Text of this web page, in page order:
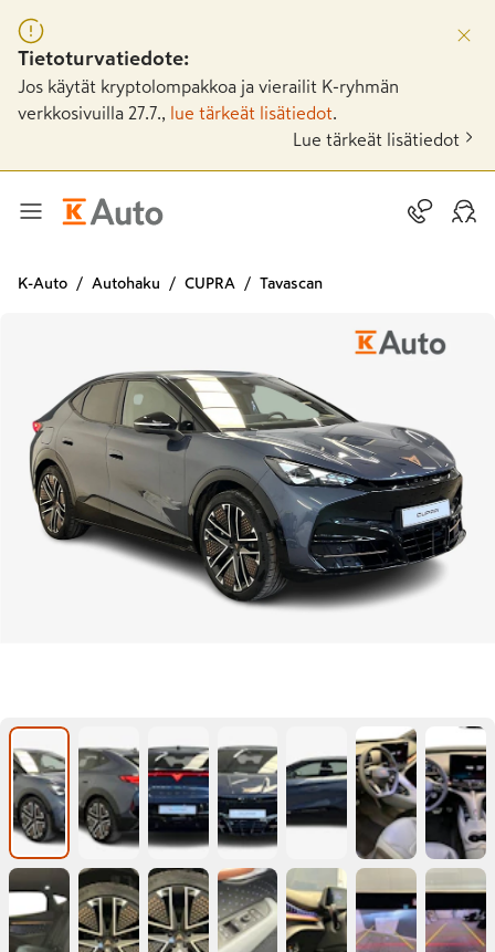
Tietoturvatiedote:
Jos käytät kryptolompakkoa ja vierailit K-ryhmän
verkkosivuilla 27.7.,
lue tärkeät lisätiedot
Lue tärkeät lisätiedot
K-Auto Autohaku CUPRA Tavascan